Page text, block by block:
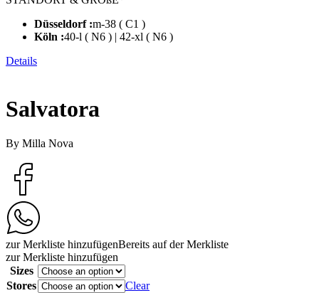
Düsseldorf :m-38 ( C1 )
Köln :40-l ( N6 ) | 42-xl ( N6 )
Details
Salvatora
By Milla Nova
zur Merkliste hinzufügenBereits auf der Merkliste
zur Merkliste hinzufügen
Sizes
Stores
Clear